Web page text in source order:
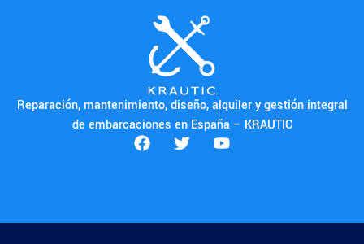
Reparación, mantenimiento, diseño, alquiler y gestión integral
de embarcaciones en España – KRAUTIC